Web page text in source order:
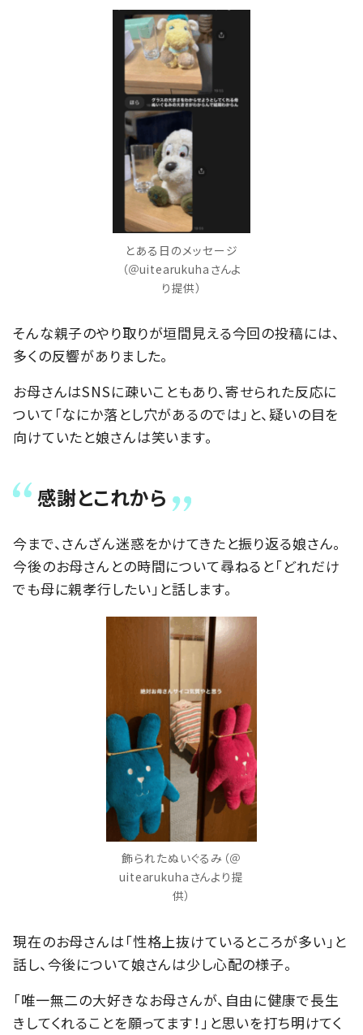
とある日のメッセージ
（＠uitearukuhaさんよ
り提供）
そんな親子のやり取りが垣間見える今回の投稿には、
多くの反響がありました。
お母さんはSNSに疎いこともあり、寄せられた反応に
ついて「なにか落とし穴があるのでは」と、疑いの目を
向けていたと娘さんは笑います。
感謝とこれから
今まで、さんざん迷惑をかけてきたと振り返る娘さん。
今後のお母さんとの時間について尋ねると「どれだけ
でも母に親孝行したい」と話します。
飾られたぬいぐるみ（＠
uitearukuhaさんより提
供）
現在のお母さんは「性格上抜けているところが多い」と
話し、今後について娘さんは少し心配の様子。
「唯一無二の大好きなお母さんが、自由に健康で長生
きしてくれることを願ってます！」と思いを打ち明けてく